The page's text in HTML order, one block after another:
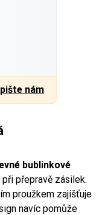
nám
bublinkové
přepravě zásilek.
proužkem zajišťuje
navíc pomůže